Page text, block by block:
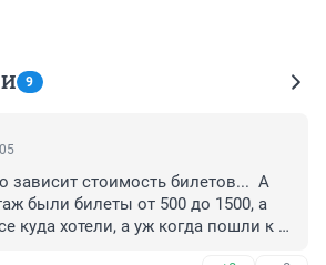
9
зависит стоимость билетов...  А
были билеты от 500 до 1500, а
куда хотели, а уж когда пошли к